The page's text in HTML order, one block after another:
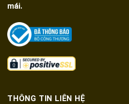
mái.
THÔNG TIN LIÊN HỆ